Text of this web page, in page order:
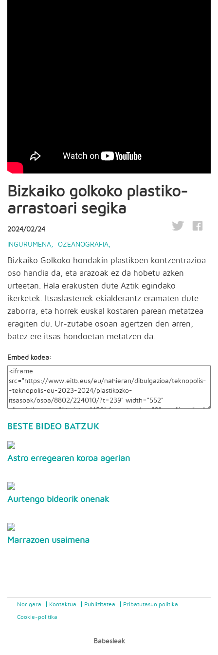
Bizkaiko golkoko plastiko-
arrastoari segika
2024/02/24
INGURUMENA OZEANOGRAFIA
Bizkaiko Golkoko hondakin plastikoen kontzentrazioa
oso handia da, eta arazoak ez da hobetu azken
urteetan. Hala erakusten dute Aztik egindako
ikerketek. Itsaslasterrek ekialderantz eramaten dute
zaborra, eta horrek euskal kostaren parean metatzea
eragiten du. Ur-zutabe osoan agertzen den arren,
batez ere itsas hondoetan metatzen da.
Embed kodea:
BESTE BIDEO BATZUK
Astro erregearen koroa agerian
Aurtengo bideorik onenak
Marrazoen usaimena
Nor gara Kontaktua Publizitatea Pribatutasun politika
Cookie-politika
Babesleak